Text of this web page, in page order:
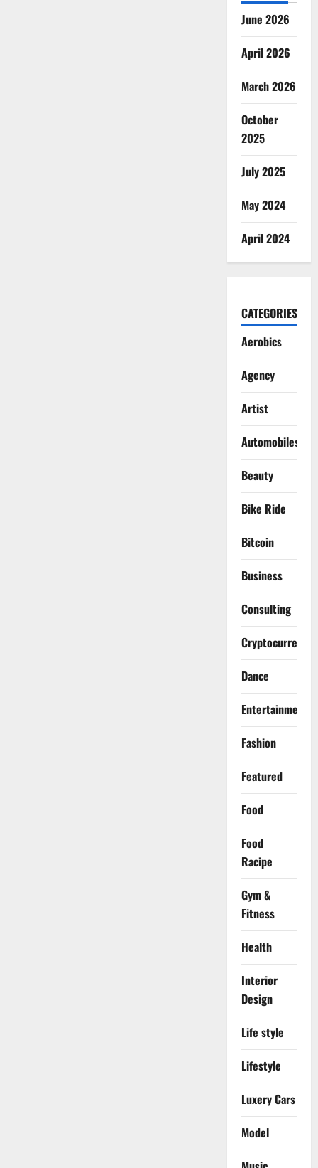
June 2026
April 2026
March 2026
October
2025
July 2025
May 2024
April 2024
CATEGORIES
Aerobics
Agency
Artist
Automobiles
Beauty
Bike Ride
Bitcoin
Business
Consulting
Cryptocurrency
Dance
Entertainment
Fashion
Featured
Food
Food
Racipe
Gym &
Fitness
Health
Interior
Design
Life style
Lifestyle
Luxery Cars
Model